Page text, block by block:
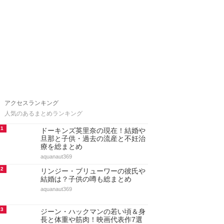
アクセスランキング
人気のあるまとめランキング
1
ドーキンズ英里奈の現在！結婚や
旦那と子供・過去の流産と不妊治
療を総まとめ
aquanaut369
2
リンジー・ブリューワーの彼氏や
結婚は？子供の噂も総まとめ
aquanaut369
3
ジーン・ハックマンの若い頃＆身
長と体重や筋肉！映画代表作7選